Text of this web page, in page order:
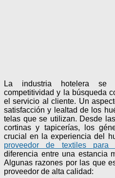
La industria hotelera se
competitividad y la búsqueda
el servicio al cliente. Un
satisfacción y lealtad de los
telas que se utilizan. Desde
cortinas y tapicerías, los
crucial en la experiencia del
proveedor de textiles para
diferencia entre una estancia
Algunas razones por las que
proveedor de alta calidad: